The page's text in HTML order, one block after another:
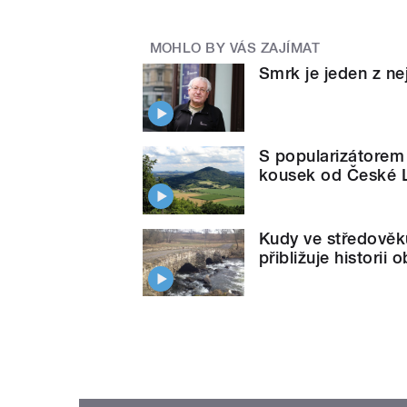
MOHLO BY VÁS ZAJÍMAT
Smrk je jeden z
S
kousek od České
Kudy ve
přibližuje historii